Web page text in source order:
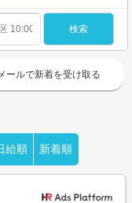
メールで新着を受け取る
給順 新着順